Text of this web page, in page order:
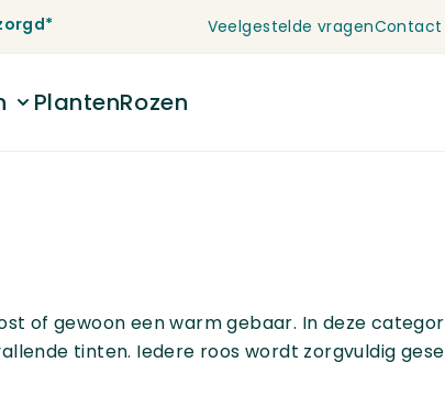
Veelgestelde vragenContact
Toggle submenu for Rouwbloemen
PlantenRozen
of gewoon een warm gebaar. In deze
tinten. Iedere roos wordt zorgvuldig